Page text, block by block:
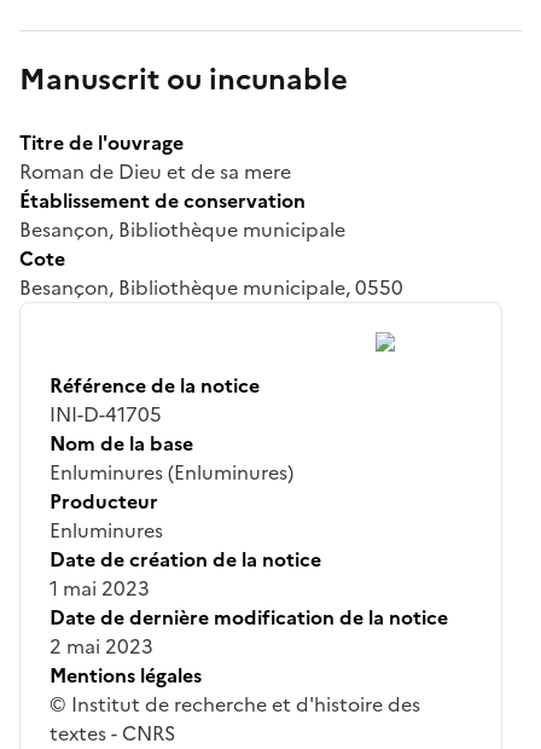
Manuscrit ou incunable
Titre de l'ouvrage
Roman de Dieu et de sa mere
Établissement de conservation
Besançon, Bibliothèque municipale
Cote
Besançon, Bibliothèque municipale, 0550
Référence de la notice
INI-D-41705
Nom de la base
Enluminures (Enluminures)
Producteur
Enluminures
Date de création de la notice
1 mai 2023
Date de dernière modification de la notice
2 mai 2023
Mentions légales
© Institut de recherche et d'histoire des
textes - CNRS